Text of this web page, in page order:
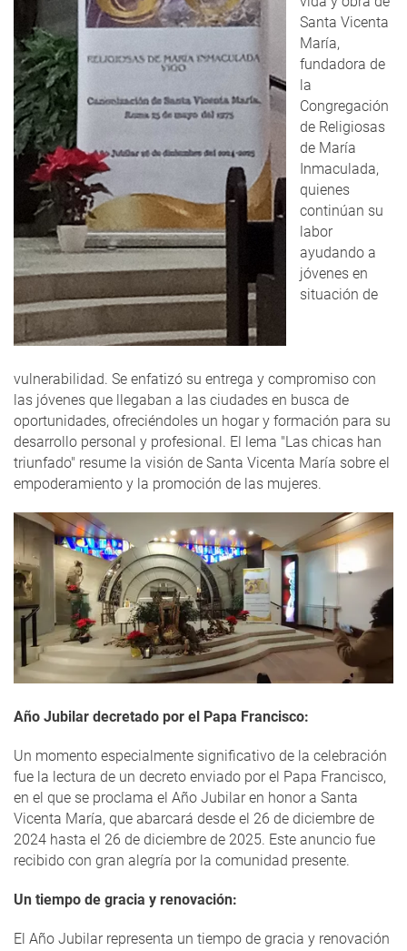
Santa Vicenta
María,
fundadora de
la
Congregación
de Religiosas
de María
Inmaculada,
quienes
continúan su
labor
ayudando a
jóvenes en
situación de
vulnerabilidad. Se enfatizó su entrega y compromiso con
las jóvenes que llegaban a las ciudades en busca de
oportunidades, ofreciéndoles un hogar y formación para su
desarrollo personal y profesional. El lema "Las chicas han
triunfado" resume la visión de Santa Vicenta María sobre el
empoderamiento y la promoción de las mujeres.
Año Jubilar decretado por el Papa Francisco:
Un momento especialmente significativo de la celebración
fue la lectura de un decreto enviado por el Papa Francisco,
en el que se proclama el Año Jubilar en honor a Santa
Vicenta María, que abarcará desde el 26 de diciembre de
2024 hasta el 26 de diciembre de 2025. Este anuncio fue
recibido con gran alegría por la comunidad presente.
Un tiempo de gracia y renovación:
El Año Jubilar representa un tiempo de gracia y renovación